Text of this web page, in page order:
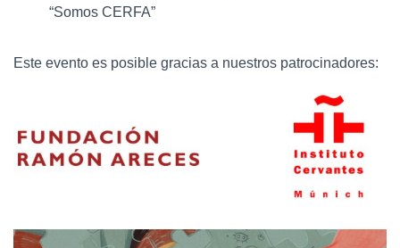
“Somos CERFA”
Este evento es posible gracias a nuestros patrocinadores: